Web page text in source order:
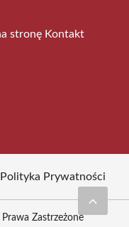
stronę Kontakt
Polityka Prywatności
Zastrzeżone